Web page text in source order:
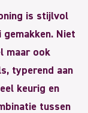
is stijlvol
Niet
maar ook
typerend aan
keurig en
tussen